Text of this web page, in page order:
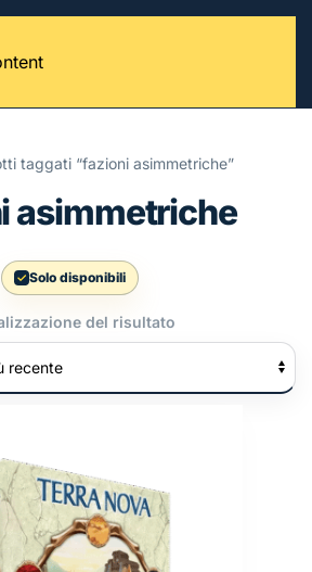
taggati “fazioni asimmetriche”
asimmetriche
Solo disponibili
del risultato